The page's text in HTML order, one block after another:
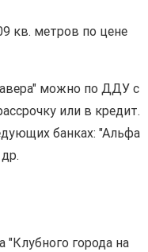
кв. метров по цене
можно по ДДУ с
или в кредит.
банках: "Альфа
"Клубного города на